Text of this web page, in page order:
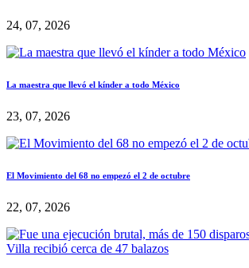
24, 07, 2026
La maestra que llevó el kínder a todo México
23, 07, 2026
El Movimiento del 68 no empezó el 2 de octubre
22, 07, 2026